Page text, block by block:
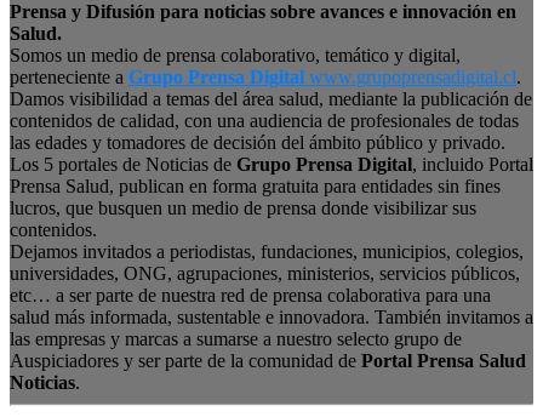
Prensa y Difusión para noticias sobre avances e innovación en
Salud.
Somos un medio de prensa colaborativo, temático y digital,
perteneciente a Grupo Prensa Digital www.grupoprensadigital.cl.
Damos visibilidad a temas del área salud, mediante la publicación de
contenidos de calidad, con una audiencia de profesionales de todas
las edades y tomadores de decisión del ámbito público y privado.
Los 5 portales de Noticias de Grupo Prensa Digital, incluido Portal
Prensa Salud, publican en forma gratuita para entidades sin fines
lucros, que busquen un medio de prensa donde visibilizar sus
contenidos.
Dejamos invitados a periodistas, fundaciones, municipios, colegios,
universidades, ONG, agrupaciones, ministerios, servicios públicos,
etc… a ser parte de nuestra red de prensa colaborativa para una
salud más informada, sustentable e innovadora. También invitamos a
las empresas y marcas a sumarse a nuestro selecto grupo de
Auspiciadores y ser parte de la comunidad de Portal Prensa Salud
Noticias.